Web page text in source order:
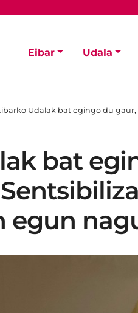
Eibar Udala
Udalak bat egingo du
bat
egun